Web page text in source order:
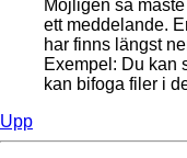
Möjligen så
ett meddelande.
har finns längst
Exempel: Du kan
kan bifoga filer i
Upp